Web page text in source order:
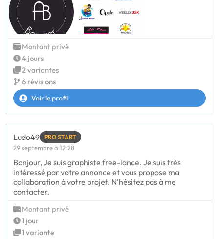
Montant privé
4 jours
2 variantes
6 révisions
Voir le profil
Ludo49 PRO START
29 septembre à 12:28
Bonjour, Je suis graphiste free-lance. Je suis très
intéressé par votre annonce et vous propose ma
collaboration à votre projet. N'hésitez pas à me
contacter.
Montant privé
1 jour
1 variante